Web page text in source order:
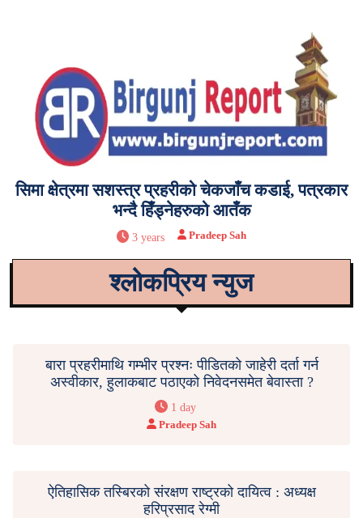
सिमा क्षेत्रमा सशस्त्र प्रहरीको चेकजाँच कडाई, पत्रकार
भन्दै हिँड्नेहरुको आतँक
3 years Pradeep Sah
श्लोकप्रिय न्युज
बारा प्रहरीमाथि गम्भीर प्रश्नः पीडितको जाहेरी दर्ता गर्न
अस्वीकार, हुलाकबाट पठाएको निवेदनसमेत बेवास्ता ?
1 day
Pradeep Sah
ऐतिहासिक तस्बिरको संरक्षण राष्ट्रको दायित्व : अध्यक्ष
हरिप्रसाद रेग्मी